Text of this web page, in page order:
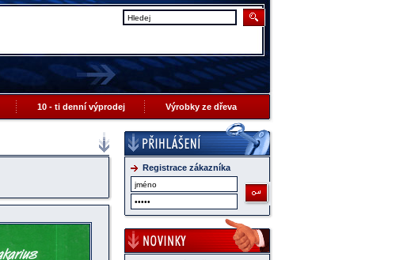
10 - ti denní výprodej Výrobky ze dřeva
Registrace zákazníka